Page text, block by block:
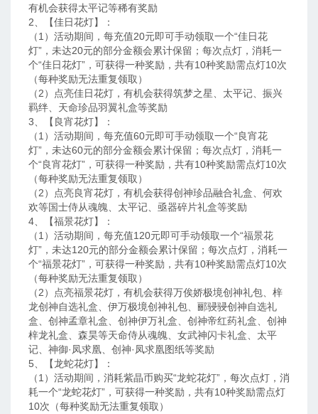
有机会获得太平记等稀有奖励
2、【佳日花灯】：
（1）活动期间，每充值20元即可手动领取一个“佳日花
灯”，未达20元的部分金额会累计保留；每次点灯，消耗一
个“佳日花灯”，可获得一种奖励，共有10种奖励需点灯10次
（每种奖励无法重复领取）
（2）点亮佳日花灯，有机会获得筑梦之星、太平记、振兴
羁绊、天命珍品羽翼礼盒等奖励
3、【良宵花灯】：
（1）活动期间，每充值60元即可手动领取一个“良宵花
灯”，未达60元的部分金额会累计保留；每次点灯，消耗一
个“良宵花灯”，可获得一种奖励，共有10种奖励需点灯10次
（每种奖励无法重复领取）
（2）点亮良宵花灯，有机会获得创神珍品融合礼盒、何欢
欢等国士侍从魂魄、太平记、亟器碎片礼盒等奖励
4、【福景花灯】：
（1）活动期间，每充值120元即可手动领取一个“福景花
灯”，未达120元的部分金额会累计保留；每次点灯，消耗一
个“福景花灯”，可获得一种奖励，共有10种奖励需点灯10次
（每种奖励无法重复领取）
（2）点亮福景花灯，有机会获得万俟娇极境创神礼包、梓
龙创神自选礼盒、伊万极境创神礼包、郦骎骎创神自选礼
盒、创神孟章礼盒、创神伊万礼盒、创神帝红药礼盒、创神
梓龙礼盒、森昊等天命侍从魂魄、女武神闪卡礼盒、太平
记、神御·凤求凰、创神·凤求凰图纸等奖励
5、【龙蛇花灯】：
（1）活动期间，消耗紫晶币购买“龙蛇花灯”，每次点灯，消
耗一个“龙蛇花灯”，可获得一种奖励，共有10种奖励需点灯
10次（每种奖励无法重复领取）